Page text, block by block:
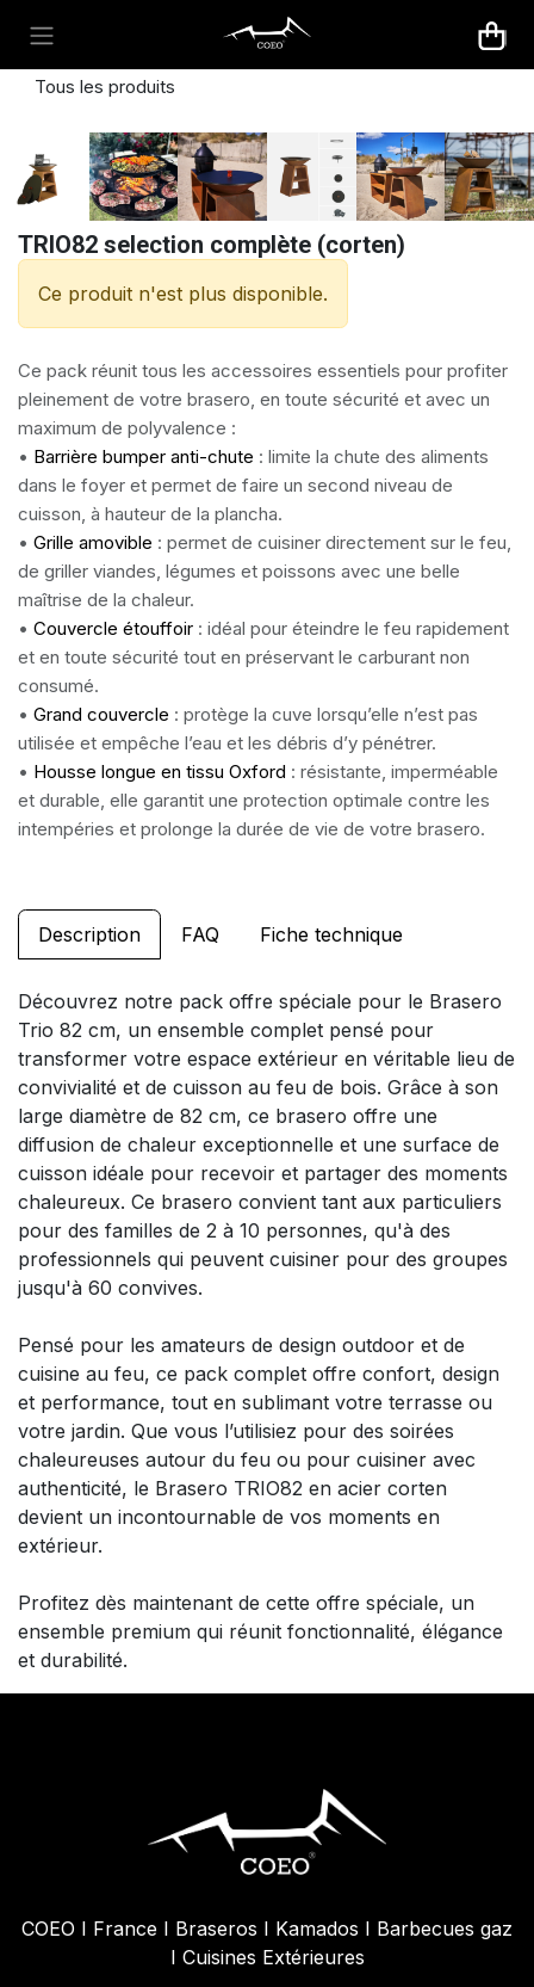
Tous les produits
TRIO82 selection complète (corten)
Ce pack réunit tous les accessoires essentiels pour profiter
pleinement de votre brasero, en toute sécurité et avec un
maximum de polyvalence :
• Barrière bumper anti-chute : limite la chute des aliments
dans le foyer et permet de faire un second niveau de
cuisson, à hauteur de la plancha.
• Grille amovible : permet de cuisiner directement sur le feu,
de griller viandes, légumes et poissons avec une belle
maîtrise de la chaleur.
• Couvercle étouffoir : idéal pour éteindre le feu rapidement
et en toute sécurité tout en préservant le carburant non
consumé.
• Grand couvercle : protège la cuve lorsqu’elle n’est pas
utilisée et empêche l’eau et les débris d’y pénétrer.
• Housse longue en tissu Oxford : résistante, imperméable
et durable, elle garantit une protection optimale contre les
intempéries et prolonge la durée de vie de votre brasero.
Ce produit n'est plus disponible.
Description FAQ Fiche technique
Découvrez notre pack offre spéciale pour le Brasero
Trio 82 cm, un ensemble complet pensé pour
transformer votre espace extérieur en véritable lieu de
convivialité et de cuisson au feu de bois. Grâce à son
large diamètre de 82 cm, ce brasero offre une
diffusion de chaleur exceptionnelle et une surface de
cuisson idéale pour recevoir et partager des moments
chaleureux. Ce brasero convient tant aux particuliers
pour des familles de 2 à 10 personnes, qu'à des
professionnels qui peuvent cuisiner pour des groupes
jusqu'à 60 convives.
Pensé pour les amateurs de design outdoor et de
cuisine au feu, ce pack complet offre confort, design
et performance, tout en sublimant votre terrasse ou
votre jardin. Que vous l’utilisiez pour des soirées
chaleureuses autour du feu ou pour cuisiner avec
authenticité, le Brasero TRIO82 en acier corten
devient un incontournable de vos moments en
extérieur.
Profitez dès maintenant de cette offre spéciale, un
ensemble premium qui réunit fonctionnalité, élégance
et durabilité.
COEO I France I Braseros I Kamados I Barbecues gaz
I Cuisines Extérieures